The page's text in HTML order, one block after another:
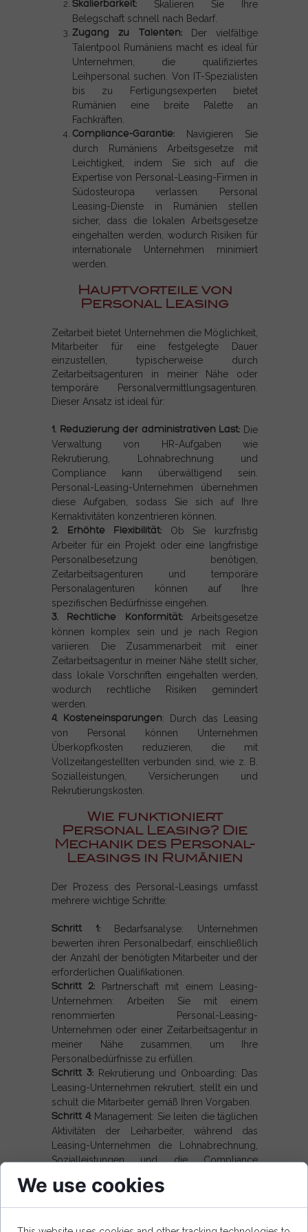
Skalierbarkeit: Skalieren Sie Ihre
Belegschaft schnell nach Bedarf.
Zugang zu Talenten:
Der vielfältige
Talentpool Rumäniens macht es ideal für
Unternehmen, die qualifiziertes
Leihpersonal suchen. Von IT-Spezialisten
bis zu Fertigungsexperten bietet
Rumänien eine breite Palette an
Fachkräften.
Compliance-Garantie:
Navigieren Sie
durch Rumäniens Arbeitsgesetze mit
Leichtigkeit, indem Sie sich auf die
Expertise von Personal-Leasing-Firmen in
Südosteuropa verlassen. Personal
Leasing-Dienste in Rumänien stellen
sicher, dass die lokalen Arbeitsgesetze
eingehalten werden, wodurch Risiken für
internationale Unternehmen minimiert
werden.
Hauptvorteile von
Personal Leasing
Zeitarbeit bietet Unternehmen die Möglichkeit,
Mitarbeiter für eine festgelegte Dauer
einzustellen, typischerweise durch
Zeitarbeitsagenturen in meiner Nähe oder
temporäre Personalvermittlungsagenturen.
Dieser Ansatz ist ideal für:
1. Reduzierung der administrativen Last: Die
Verwaltung von HR-Aufgaben wie
Rekrutierung, Lohnabrechnung und
Compliance kann überwältigend sein.
Personal-Leasing-Unternehmen übernehmen
diese Aufgaben, sodass Sie sich auf Ihre
Kernaktivitäten konzentrieren können.
2. Erhöhte Flexibilität:
Ob Sie kurzfristig
Arbeiter für ein Projekt oder eine langfristige
Personalbesetzung benötigen,
Zeitarbeitsagenturen und temporäre
Personalagenturen können auf Ihre
spezifischen Bedürfnisse eingehen.
3. Rechtliche Konformität: Arbeitsgesetze
können komplex sein und je nach Region
variieren. Die Zusammenarbeit mit einer
Zeitarbeitsagentur in meiner Nähe stellt sicher,
dass lokale Vorschriften eingehalten werden,
wodurch rechtliche Risiken gemindert
werden.
4. Kosteneinsparungen: Durch das Leasing
von Personal können Unternehmen
Überkopfkosten reduzieren, die mit
Vollzeitangestellten verbunden sind, wie z. B.
Sozialleistungen, Versicherungen und
Rekrutierungskosten.
Wie funktioniert
Personal Leasing? Die
Mechanik des Personal-
Leasings in Rumänien
Der Prozess des Personal-Leasings umfasst
mehrere wichtige Schritte:
Schritt 1:
Bedarfsanalyse: Unternehmen
bewerten ihren Personalbedarf, einschließlich
der Anzahl der benötigten Mitarbeiter und der
erforderlichen Qualifikationen.
Schritt 2:
Partnerschaft mit einem Leasing-
Unternehmen: Arbeiten Sie mit einem
renommierten Personal-Leasing-
Unternehmen oder einer Zeitarbeitsagentur in
meiner Nähe zusammen, um Ihre
Personalbedürfnisse zu erfüllen.
Schritt 3: Rekrutierung und Onboarding: Das
Leasing-Unternehmen rekrutiert, stellt ein und
schult die Mitarbeiter gemäß Ihren Vorgaben.
Schritt 4: Management: Sie leiten die täglichen
Aktivitäten der Leiharbeiter, während das
Leasing-Unternehmen die Lohnabrechnung,
Sozialleistungen und die Compliance
Zeitarbeit
We use cookies